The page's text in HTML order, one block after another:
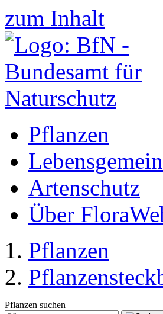
zum Inhalt
Pflanzen
Artenschutz
Über
Pflanzen
Pflanzen suchen